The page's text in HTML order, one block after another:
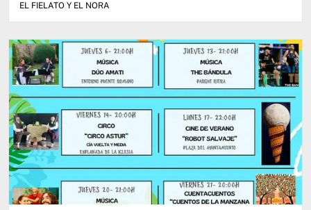
EL FIELATO Y EL NORA